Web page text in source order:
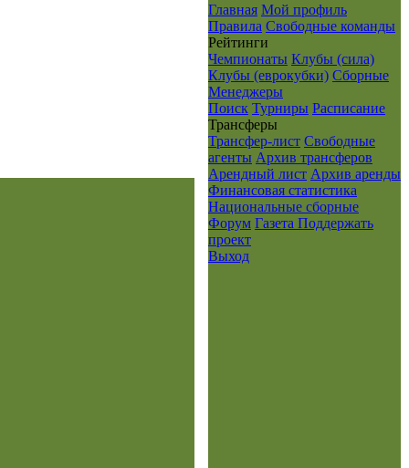
Главная Мой профиль
Правила Свободные команды
Рейтинги
Чемпионаты Клубы (сила)
Клубы (еврокубки) Сборные
Менеджеры
Поиск Турниры Расписание
Транcферы
Трансфер-лист Свободные
агенты Архив трансферов
Арендный лист Архив аренды
Финансовая статистика
Национальные сборные
Форум Газета Поддержать
проект
Выход